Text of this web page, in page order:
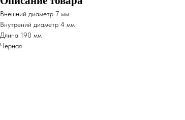
Внешний диаметр 7 мм
Внутрений диаметр 4 мм
Длина 190 мм
Черная